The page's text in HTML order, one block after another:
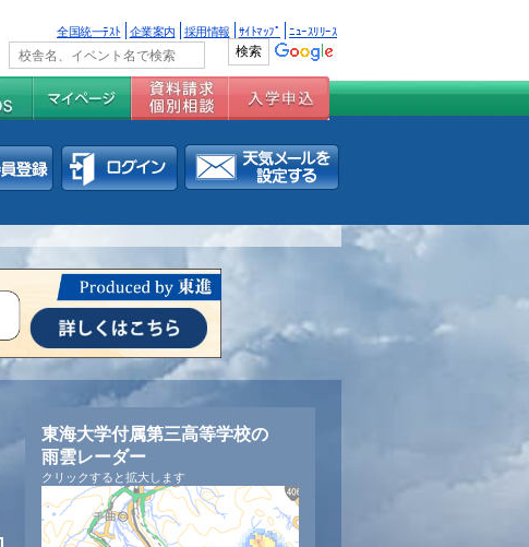
全国統一ﾃｽﾄ 企業案内 採用情報 ｻｲﾄﾏｯﾌﾟ ﾆｭｰｽﾘﾘｰｽ
東海大学付属第三高等学校の
雨雲レーダー
クリックすると拡大します